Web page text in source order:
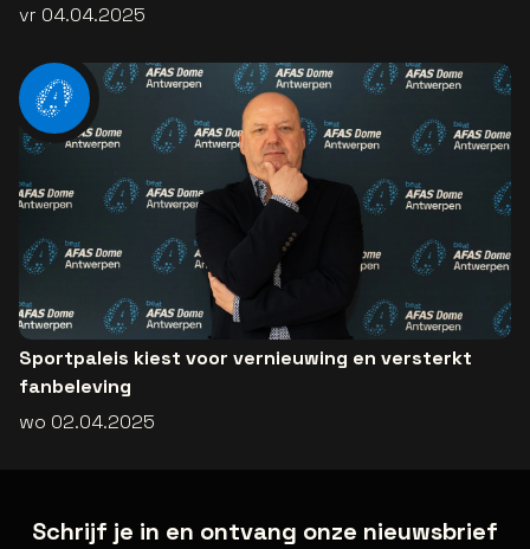
vr 04.04.2025
Sportpaleis kiest voor vernieuwing en versterkt
fanbeleving
wo 02.04.2025
Schrijf je in en ontvang onze nieuwsbrief